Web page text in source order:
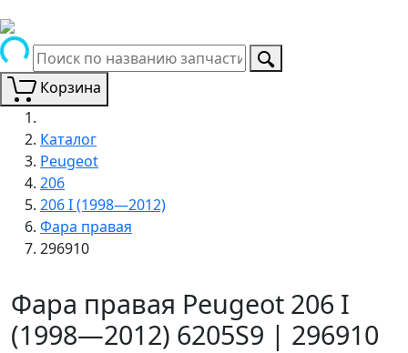
Корзина
Каталог
Peugeot
206
206 I (1998—2012)
Фара правая
296910
Фара правая Peugeot 206 I
(1998—2012) 6205S9 | 296910